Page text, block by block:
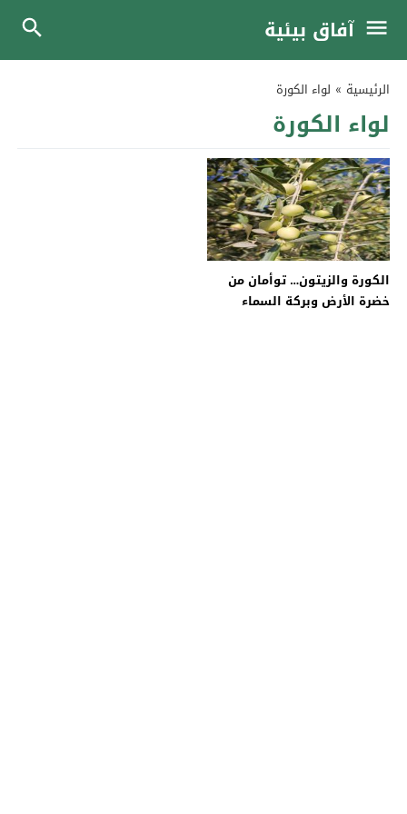
آفاق بيئية
الرئيسية » لواء الكورة
لواء الكورة
الكورة والزيتون… توأمان من
خضرة الأرض وبركة السماء